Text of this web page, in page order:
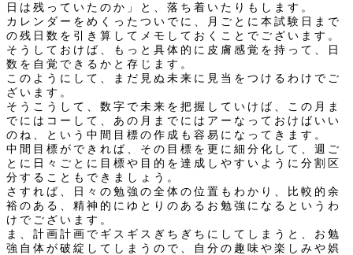
日は残っていたのか」と、落ち着いたりもします。
カレンダーをめくったついでに、月ごとに本試験日まで
の残日数を引き算してメモしておくことでございます。
そうしておけば、もっと具体的に皮膚感覚を持って、日
数を自覚できるかと存じます。
このようにして、まだ見ぬ未来に見当をつけるわけでご
ざいます。
そうこうして、数字で未来を把握していけば、この月ま
でにはコーして、あの月までにはアーなっておけばいい
のね、という中間目標の作成も容易になってきます。
中間目標ができれば、その目標を更に細分化して、週ご
とに日々ごとに目標や目的を達成しやすいように分割区
分することもできましょう。
さすれば、日々の勉強の全体の位置もわかり、比較的余
裕のある、精神的にゆとりのあるお勉強になるというわ
けでございます。
ま、計画計画でギスギスぎちぎちにしてしまうと、お勉
強自体が破綻してしまうので、自分の趣味や楽しみや娯